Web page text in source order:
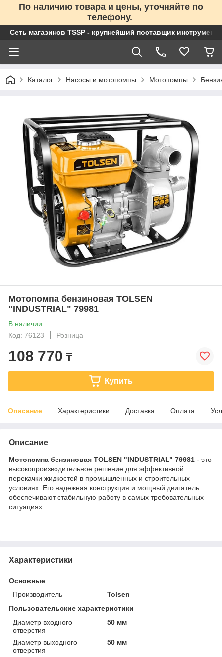
По наличию товара и цены, уточняйте по
телефону.
Сеть магазинов TSSP - крупнейший поставщик
Каталог Насосы и мотопомпы Мотопомпы
Мотопомпа бензиновая TOLSEN
"INDUSTRIAL" 79981
В наличии
Код: 76123
Розница
108 770 ₸
Купить
Описание Характеристики Доставка Оплата
Описание
Мотопомпа бензиновая TOLSEN "INDUSTRIAL" 79981 - это
высокопроизводительное решение для эффективной
перекачки жидкостей в промышленных и строительных
условиях. Его надежная конструкция и мощный двигатель
обеспечивают стабильную работу в самых требовательных
ситуациях.
Характеристики
Основные
Производитель
Tolsen
Пользовательские характеристики
Диаметр входного
отверстия
50 мм
Диаметр выходного
отверстия
50 мм